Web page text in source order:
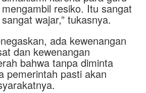
resiko. Itu sangat
wajar,” tukasnya.
ada kewenangan
dan kewenangan
bahwa tanpa diminta
pemerintah pasti akan